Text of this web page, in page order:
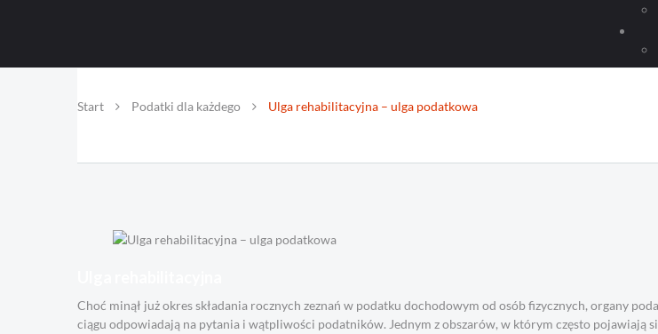
Start Podatki dla każdego Ulga rehabilitacyjna – ulga podatkowa
Choć minął już okres składania rocznych zeznań w podatku dochodowym od osób fizycznych, organy
ciągu odpowiadają na pytania i wątpliwości podatników. Jednym z obszarów, w którym często pojawiają